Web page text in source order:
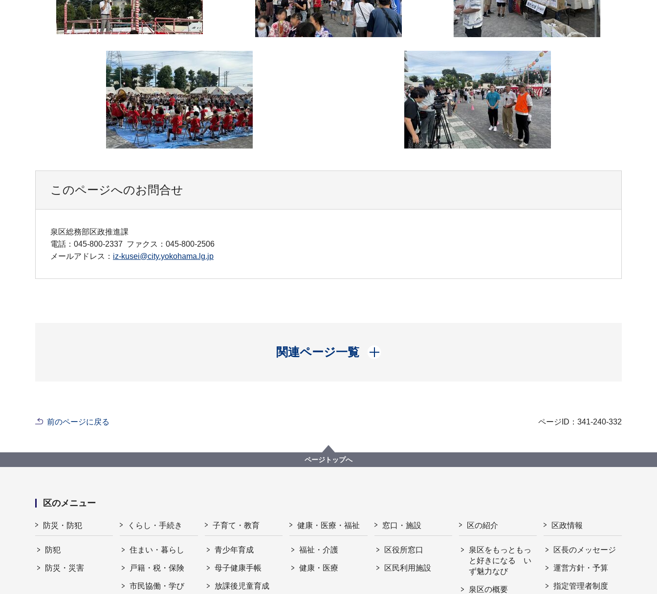
このページへのお問合せ
泉区総務部区政推進課
電話：045-800-2337 ファクス：045-800-2506
メールアドレス： iz-kusei@city.yokohama.lg.jp
関連ページ一覧
開く
前のページに戻る ページID：341-240-332
ページトップへ
区のメニュー
防災・防犯
防犯
防災・災害
くらし・手続き
住まい・暮らし
戸籍・税・保険
市民協働・学び
子育て・教育
青少年育成
母子健康手帳
放課後児童育成
健康・医療・福祉
福祉・介護
健康・医療
窓口・施設
区役所窓口
区民利用施設
区の紹介
泉区をもっともっ
と好きになる い
ず魅力なび
泉区の概要
区政情報
区長のメッセージ
運営方針・予算
指定管理者制度